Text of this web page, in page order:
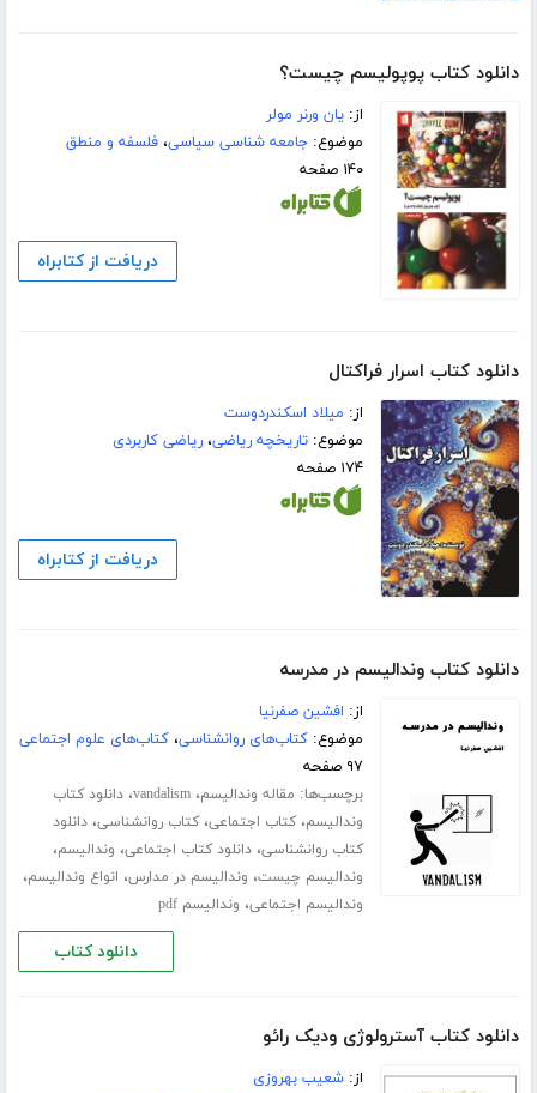
دانلود کتاب پوپولیسم چیست؟
از:یان ورنر مولر
موضوع:جامعه شناسی سیاسی،فلسفه و منطق
۱۴۰ صفحه
دریافت از کتابراه
دانلود کتاب اسرار فراکتال
از: میلاد اسکندردوست
موضوع:تاریخچه ریاضی،ریاضی کاربردی
۱۷۴ صفحه
دریافت از کتابراه
دانلود کتاب وندالیسم در مدرسه
از: افشین صفرنیا
موضوع:کتاب‌های روانشناسی،کتاب‌های علوم اجتماعی
۹۷ صفحه
برچسب‌ها: مقاله وندالیسم،vandalism،دانلود کتاب
وندالیسم،کتاب اجتماعی،کتاب روانشناسی،دانلود
کتاب روانشناسی،دانلود کتاب اجتماعی، وندالیسم،
وندالیسم چیست، وندالیسم در مدارس، انواع وندالیسم،
وندالیسم اجتماعی، وندالیسم pdf
دانلود کتاب
دانلود کتاب آسترولوژی ودیک رائو
از:شعیب بهروزی